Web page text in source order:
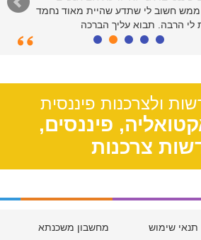
חשוב לי שתדע שהיית מאוד נחמד
לי הרבה. תבוא עליך הברכה
שבאתר. יישר כח
ולצרכנות פיננסית
פיננסים,
צרכנות
תנאי שימוש מחשבון משכנתא